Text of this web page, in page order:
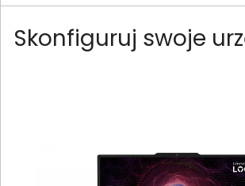
Skonfiguruj swoje